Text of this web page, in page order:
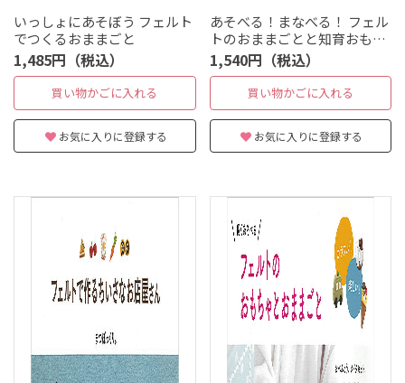
いっしょにあそぼう フェルト
でつくるおままごと
1,485円（税込）
買い物かごに入れる
お気に入りに登録する
あそべる！まなべる！ フェル
トのおままごとと知育おもち
ゃ
1,540円（税込）
買い物かごに入れる
お気に入りに登録する